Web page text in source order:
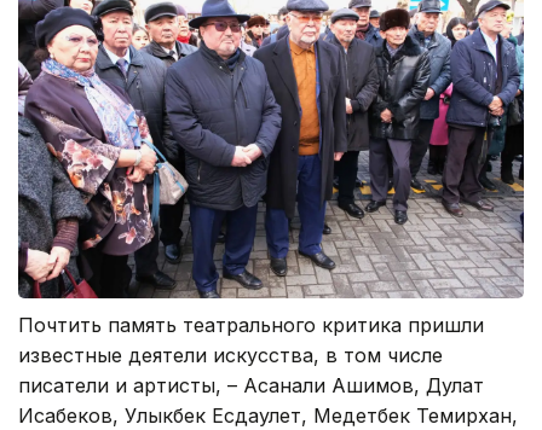
Почтить память театрального критика пришли
известные деятели искусства, в том числе
писатели и артисты, – Асанали Ашимов, Дулат
Исабеков, Улыкбек Есдаулет, Медетбек Темирхан,